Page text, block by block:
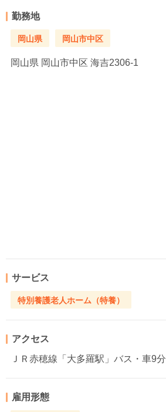
勤務地
岡山県 岡山市中区
岡山県 岡山市中区 海吉2306-1
サービス
特別養護老人ホーム（特養）
アクセス
ＪＲ赤穂線「大多羅駅」バス・車9分
雇用形態